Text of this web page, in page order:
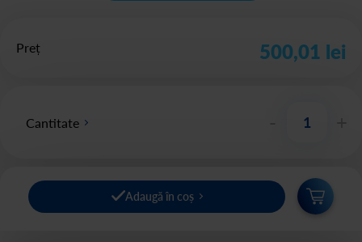
Cantitate
Preț 500,01 lei
Adaugă în coș